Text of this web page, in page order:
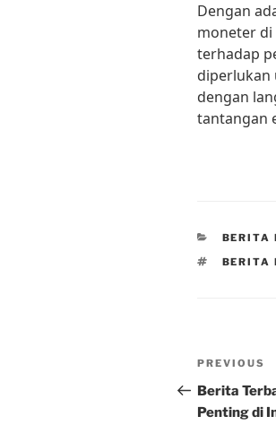
Dengan
moneter di
terhadap
diperlukan
dengan
tantangan
BERITA
TAGS
BERITA
Post
Previous
Post
PREVIOUS
Berita
Penting di